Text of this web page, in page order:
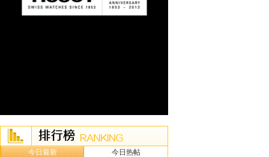
今日最新 今日热帖